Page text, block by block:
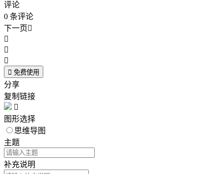
评论
0 条评论
下一页



 免费使用
分享
复制链接

图形选择
思维导图
主题
补充说明